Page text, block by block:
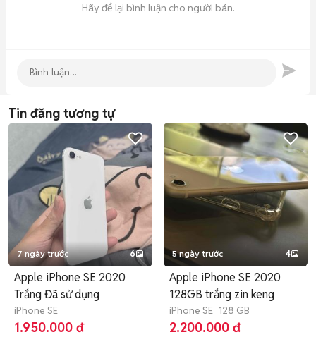
Hãy để lại bình luận cho người bán.
Tin đăng tương tự
7 ngày trước 6
Apple iPhone SE 2020
Trắng Đã sử dụng
iPhone SE
1.950.000 đ
5 ngày trước 4
Apple iPhone SE 2020
128GB trắng zin keng
iPhone SE 128 GB
2.200.000 đ